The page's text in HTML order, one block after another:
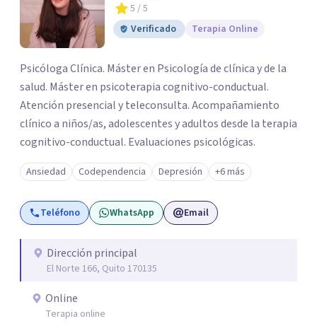
5 / 5
Verificado
Terapia Online
Psicóloga Clínica. Máster en Psicología de clínica y de la
salud. Máster en psicoterapia cognitivo-conductual.
Atención presencial y teleconsulta. Acompañamiento
clínico a niños/as, adolescentes y adultos desde la terapia
cognitivo-conductual. Evaluaciones psicológicas.
Ansiedad Codependencia Depresión +6 más
Teléfono WhatsApp Email
Dirección principal
El Norte 166, Quito 170135
Online
Terapia online